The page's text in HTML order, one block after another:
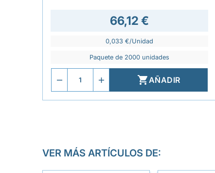
66,12 €
0,033 €/Unidad
Paquete de 2000 unidades
AÑADIR
VER MÁS ARTÍCULOS DE: